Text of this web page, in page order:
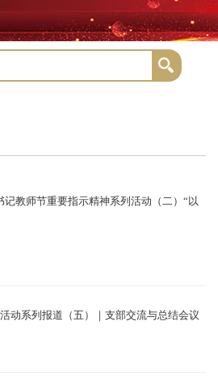
教师节重要指示精神系列活动（二）“以
动系列报道（五）｜支部交流与总结会议